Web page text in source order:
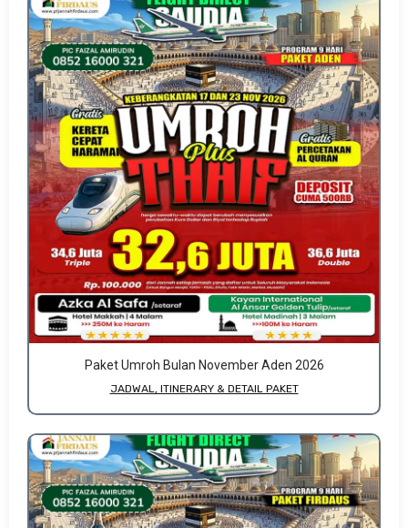
Paket Umroh Bulan November Aden 2026
JADWAL, ITINERARY & DETAIL PAKET